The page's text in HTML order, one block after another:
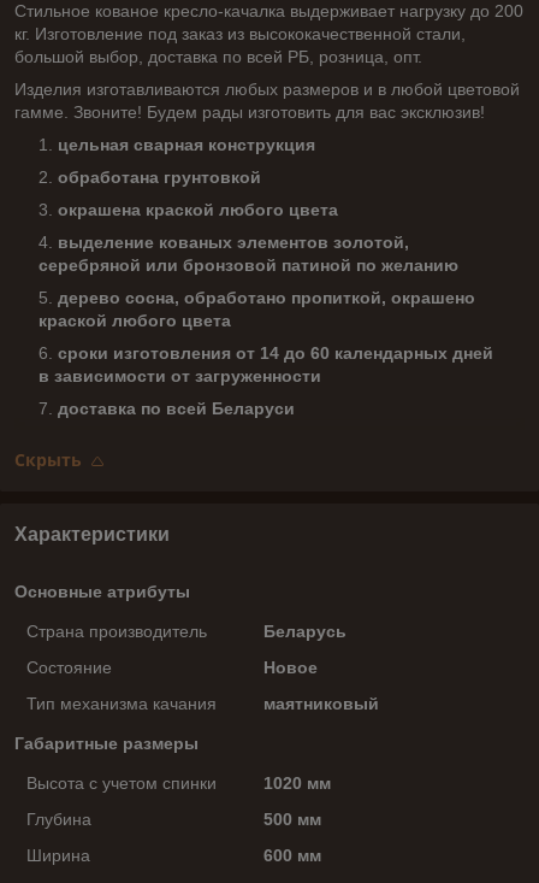
Стильное кованое кресло-качалка выдерживает нагрузку до 200
кг. Изготовление под заказ из высококачественной стали,
большой выбор, доставка по всей РБ, розница, опт.
Изделия изготавливаются любых размеров и в любой цветовой
гамме. Звоните! Будем рады изготовить для вас эксклюзив!
цельная сварная конструкция
обработана грунтовкой
окрашена краской любого цвета
выделение кованых элементов золотой,
серебряной или бронзовой патиной по желанию
дерево сосна, обработано пропиткой, окрашено
краской любого цвета
сроки изготовления от 14 до 60 календарных дней
в зависимости от загруженности
доставка по всей Беларуси
Скрыть
Характеристики
Основные атрибуты
Страна производитель
Беларусь
Состояние
Новое
Тип механизма качания
маятниковый
Габаритные размеры
Высота с учетом спинки
1020 мм
Глубина
500 мм
Ширина
600 мм